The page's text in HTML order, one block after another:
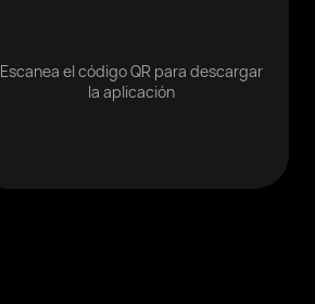
Escanea el código QR para descargar
la aplicación